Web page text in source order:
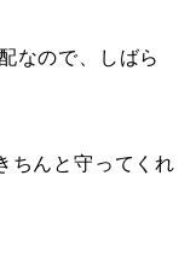
なので、しばら
ちんと守ってくれ